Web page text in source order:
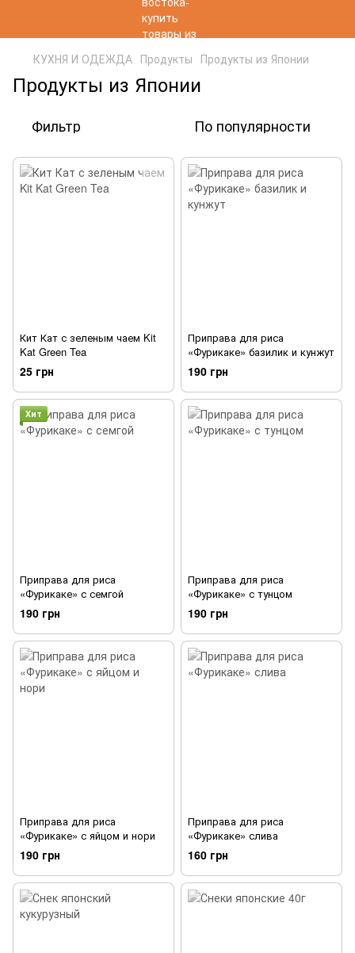
КУХНЯ И ОДЕЖДА Продукты Продукты из Японии
Продукты из Японии
Фильтр По популярности
Кит Кат с зеленым чаем Kit
Kat Green Tea
25 грн
Приправа для риса
«Фурикаке» базилик и кунжут
190 грн
Хит
Приправа для риса
«Фурикаке» с семгой
190 грн
Приправа для риса
«Фурикаке» с тунцом
190 грн
Приправа для риса
«Фурикаке» с яйцом и нори
190 грн
Приправа для риса
«Фурикаке» слива
160 грн